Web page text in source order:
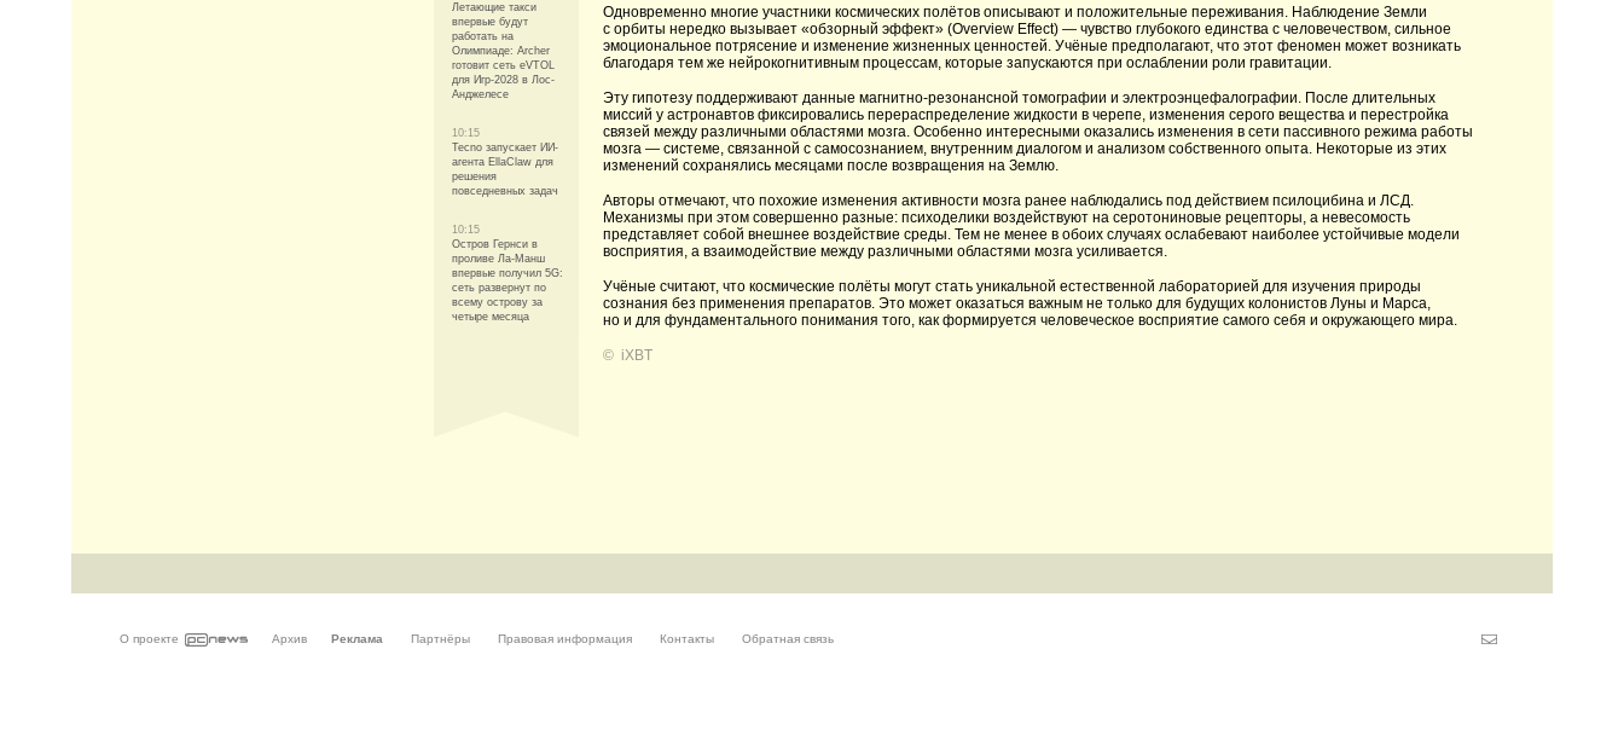
Летающие такси
впервые будут
работать на
Олимпиаде: Archer
готовит сеть eVTOL
для Игр-2028 в Лос-
Анджелесе
10:15
Tecno запускает ИИ-
агента EllaClaw для
решения
повседневных задач
10:15
Остров Гернси в
проливе Ла-Манш
впервые получил 5G:
сеть развернут по
всему острову за
четыре месяца
Одновременно многие участники космических полётов описывают и положительные переживания. Наблюдение Земли
с орбиты нередко вызывает «обзорный эффект» (Overview Effect) — чувство глубокого единства с человечеством, сильное
эмоциональное потрясение и изменение жизненных ценностей. Учёные предполагают, что этот феномен может возникать
благодаря тем же нейрокогнитивным процессам, которые запускаются при ослаблении роли гравитации.
Эту гипотезу поддерживают данные магнитно-резонансной томографии и электроэнцефалографии. После длительных
миссий у астронавтов фиксировались перераспределение жидкости в черепе, изменения серого вещества и перестройка
связей между различными областями мозга. Особенно интересными оказались изменения в сети пассивного режима работы
мозга — системе, связанной с самосознанием, внутренним диалогом и анализом собственного опыта. Некоторые из этих
изменений сохранялись месяцами после возвращения на Землю.
Авторы отмечают, что похожие изменения активности мозга ранее наблюдались под действием псилоцибина и ЛСД.
Механизмы при этом совершенно разные: психоделики воздействуют на серотониновые рецепторы, а невесомость
представляет собой внешнее воздействие среды. Тем не менее в обоих случаях ослабевают наиболее устойчивые модели
восприятия, а взаимодействие между различными областями мозга усиливается.
Учёные считают, что космические полёты могут стать уникальной естественной лабораторией для изучения природы
сознания без применения препаратов. Это может оказаться важным не только для будущих колонистов Луны и Марса,
но и для фундаментального понимания того, как формируется человеческое восприятие самого себя и окружающего мира.
© iXBT
О проекте Архив Реклама Партнёры Правовая информация Контакты Обратная связь